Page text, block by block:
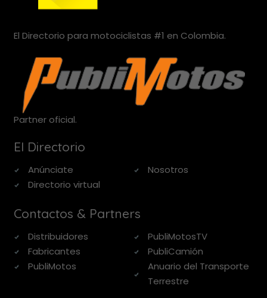
El Directorio para motociclistas #1 en Colombia.
Partner oficial.
El Directorio
Anúnciate
Nosotros
Directorio virtual
Contactos & Partners
Distribuidores
PubliMotosTV
Fabricantes
PubliCamión
PubliMotos
Anuario del Transporte
Terrestre